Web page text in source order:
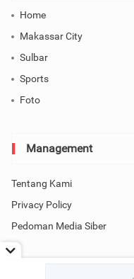
Home
Makassar City
Sulbar
Sports
Foto
Management
Tentang Kami
Privacy Policy
Pedoman Media Siber
Copyright © 2026